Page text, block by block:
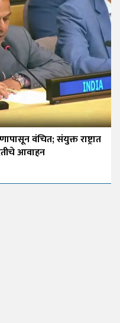
वंचित; संयुक्त राष्ट्रात
आवाहन